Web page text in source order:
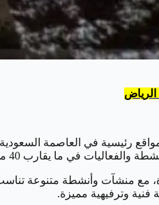
رئيسية في العاصمة
40 موقعًا مختلفًا في جميع أنحاء العاصمة.
منشآت وأنشطة متنوعة تناسب
فنية وترفيهية مميزة.